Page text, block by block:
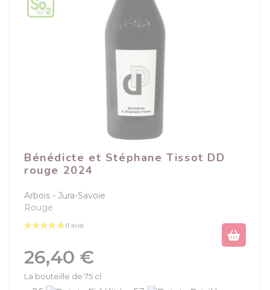
Bénédicte et Stéphane Tissot DD
rouge 2024
Arbois
Jura-Savoie
Rouge
Prix
26,40 €
La bouteille de 75 cl